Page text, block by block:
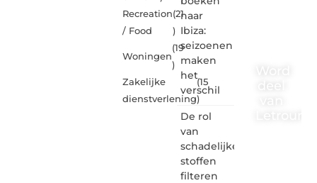
Recreation
/ Food
(21
)
Woningen
(19
)
Zakelijke
dienstverlening
(15
)
naar
Ibiza:
seizoenen
maken
het
verschil
De rol
van
schadelijke
stoffen
filteren